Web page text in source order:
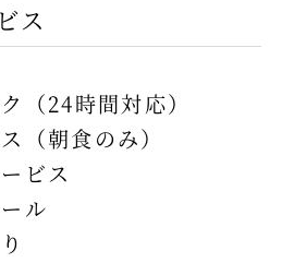
ス
（24時間対応）
（朝食のみ）
ビス
ル